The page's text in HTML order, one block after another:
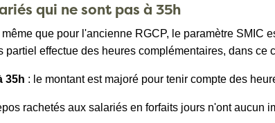
qui ne sont pas à 35h
que pour l'ancienne RGCP, le paramètre SMIC
partiel effectue des heures complémentaires, dans ce
35h : le montant est majoré pour tenir compte des
rachetés aux salariés en forfaits jours n'ont aucun